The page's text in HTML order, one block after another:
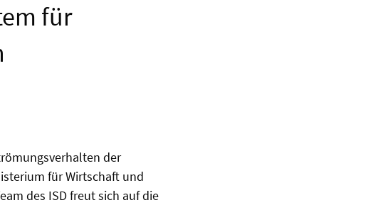
für
der
für Wirtschaft und
des ISD freut sich auf die